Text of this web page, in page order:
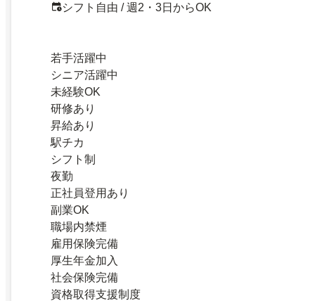
シフト自由 / 週2・3日からOK
若手活躍中
シニア活躍中
未経験OK
研修あり
昇給あり
駅チカ
シフト制
夜勤
正社員登用あり
副業OK
職場内禁煙
雇用保険完備
厚生年金加入
社会保険完備
資格取得支援制度